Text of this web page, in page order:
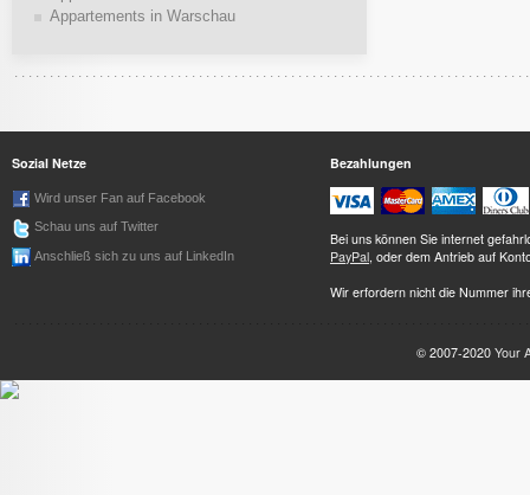
Appartements in Warschau
Sozial Netze
Wird unser Fan auf Facebook
Schau uns auf Twitter
Anschließ sich zu uns auf LinkedIn
Bezahlungen
Bei uns können Sie internet
PayPal, oder dem Antrieb auf
Wir erfordern nicht die Nummer
© 2007-2020 Your